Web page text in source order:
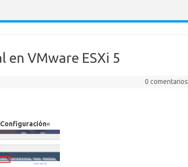
en VMware ESXi 5
0 comentarios
Configuración«